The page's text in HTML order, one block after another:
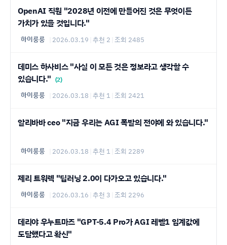
OpenAI 직원 "2028년 이전에 만들어진 것은 무엇이든
가치가 있을 것입니다."
하이룽룽 2026.03.19 추천 2 조회 2485
데미스 하사비스 "사실 이 모든 것은 정보라고 생각할 수
있습니다." (2)
하이룽룽 2026.03.18 추천 1 조회 2421
알리바바 ceo "지금 우리는 AGI 폭발의 전야에 와 있습니다."
하이룽룽 2026.03.18 추천 1 조회 2289
제리 트워렉 "딥러닝 2.0이 다가오고 있습니다."
하이룽룽 2026.03.16 추천 3 조회 2296
데리야 우누트마즈 "GPT-5.4 Pro가 AGI 레벨1 임계값에
도달했다고 확신"